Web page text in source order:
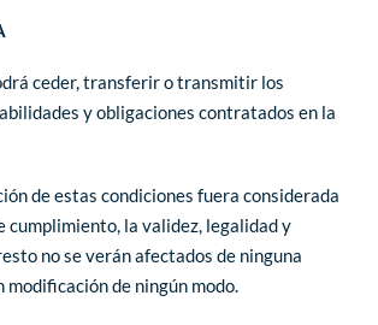
ceder, transferir o transmitir los
y obligaciones contratados en la
de estas condiciones fuera considerada
cumplimiento, la validez, legalidad y
no se verán afectados de ninguna
modificación de ningún modo.